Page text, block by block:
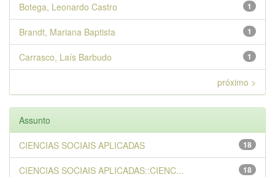
1
Botega, Leonardo Castro
1
Brandt, Mariana Baptista
1
Carrasco, Laís Barbudo
próximo >
Assunto
18
CIENCIAS SOCIAIS APLICADAS
18
CIENCIAS SOCIAIS APLICADAS::CIENC...